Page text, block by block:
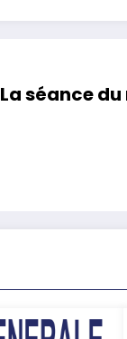
La séance